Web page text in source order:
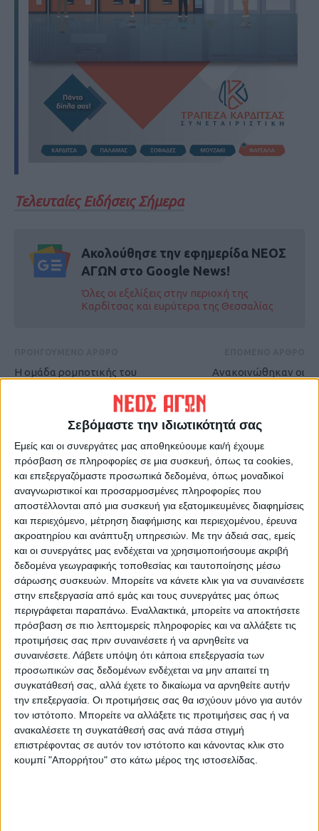
Σεβόμαστε την ιδιωτικότητά σας
Εμείς και οι συνεργάτες μας αποθηκεύουμε και/ή έχουμε
πρόσβαση σε πληροφορίες σε μια συσκευή, όπως τα cookies,
και επεξεργαζόμαστε προσωπικά δεδομένα, όπως μοναδικοί
αναγνωριστικοί και προσαρμοσμένες πληροφορίες που
αποστέλλονται από μια συσκευή για εξατομικευμένες διαφημίσεις
και περιεχόμενο, μέτρηση διαφήμισης και περιεχομένου, έρευνα
ακροατηρίου και ανάπτυξη υπηρεσιών. Με την άδειά σας, εμείς
και οι συνεργάτες μας ενδέχεται να χρησιμοποιήσουμε ακριβή
δεδομένα γεωγραφικής τοποθεσίας και ταυτοποίησης μέσω
σάρωσης συσκευών. Μπορείτε να κάνετε κλικ για να συναινέσετε
στην επεξεργασία από εμάς και τους συνεργάτες μας όπως
περιγράφεται παραπάνω. Εναλλακτικά, μπορείτε να αποκτήσετε
πρόσβαση σε πιο λεπτομερείς πληροφορίες και να αλλάξετε τις
προτιμήσεις σας πριν συναινέσετε ή να αρνηθείτε να
συναινέσετε. Λάβετε υπόψη ότι κάποια επεξεργασία των
προσωπικών σας δεδομένων ενδέχεται να μην απαιτεί τη
συγκατάθεσή σας, αλλά έχετε το δικαίωμα να αρνηθείτε αυτήν
την επεξεργασία. Οι προτιμήσεις σας θα ισχύουν μόνο για αυτόν
τον ιστότοπο. Μπορείτε να αλλάξετε τις προτιμήσεις σας ή να
ανακαλέσετε τη συγκατάθεσή σας ανά πάσα στιγμή
επιστρέφοντας σε αυτόν τον ιστότοπο και κάνοντας κλικ στο
κουμπί "Απορρήτου" στο κάτω μέρος της ιστοσελίδας.
Τελευταίες Ειδήσεις Σήμερα
Ακολούθησε την εφημερίδα ΝΕΟΣ
ΑΓΩΝ στο Google News!
Όλες οι εξελίξεις στην περιοχή της
Καρδίτσας και ευρύτερα της Θεσσαλίας
Η ομάδα ρομποτικής του
Αντιπεριφερειάρχη Π.Ε
Aνακοινώθηκαν οι
ΝΕΟΣ ΑΓΩΝ
https://neosagon.gr
Η Αρχαιότερη Καθημερινή Πρωινή Εφημερίδα της Καρδίτσας
ΠΑΡΟΜΟΙΑ ΑΡΘΡΑ